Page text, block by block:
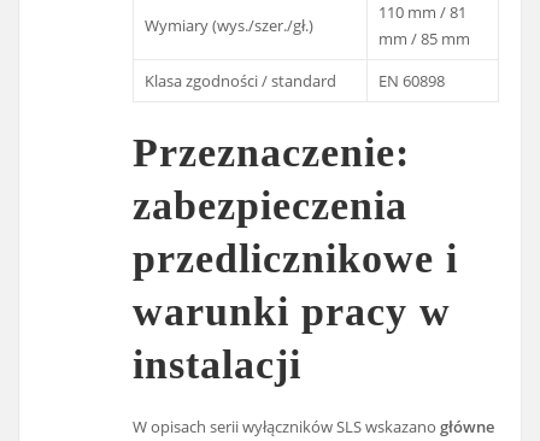
Wymiary (wys./szer./gł.)
110 mm / 81
mm / 85 mm
Klasa zgodności / standard
EN 60898
Przeznaczenie:
zabezpieczenia
przedlicznikowe i
warunki pracy w
instalacji
W opisach serii wyłączników SLS wskazanogłówne